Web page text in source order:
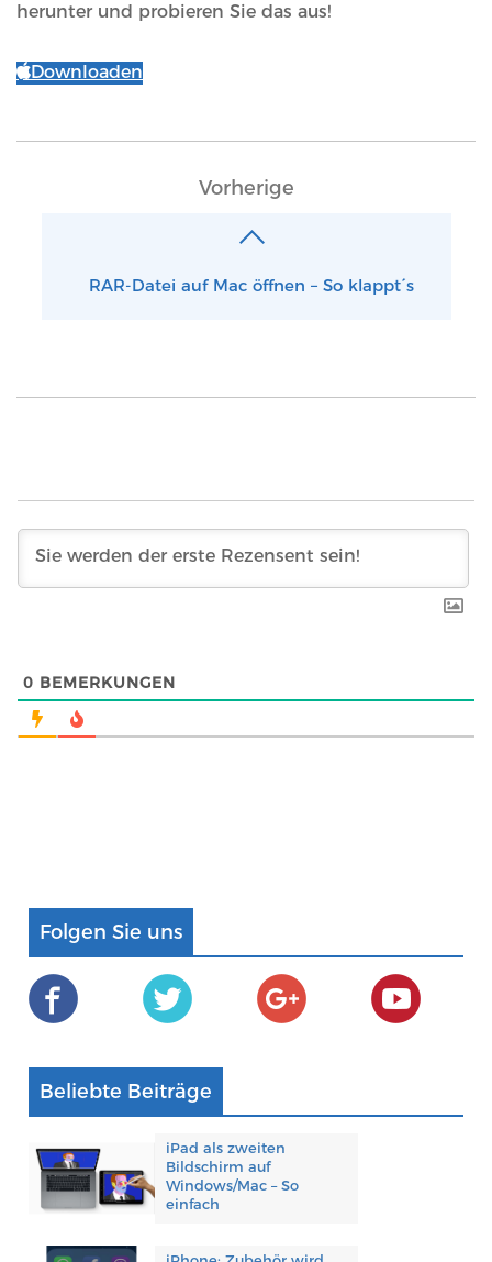
herunter und probieren Sie das aus!
Downloaden
Vorherige
RAR-Datei auf Mac öffnen – So klappt´s
0 BEMERKUNGEN
Folgen Sie uns
Beliebte Beiträge
iPad als zweiten
Bildschirm auf
Windows/Mac – So
einfach